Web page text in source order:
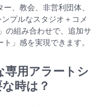
、教会、非営利団体、
プルなスタジオ＋コメ
の組み合わせで、追加サ
」感を実現できます。
用アラートシ
時は？